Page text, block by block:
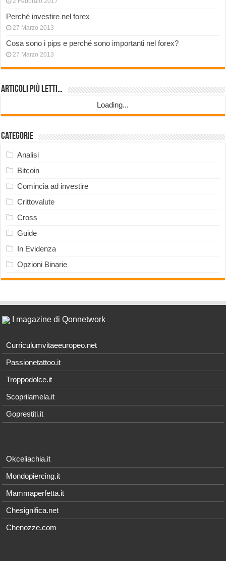
Perché investire nel forex
27 Marzo 2013
Cosa sono i pips e perché sono importanti nel forex?
27 Marzo 2013
Articoli più Letti…
Loading...
Categorie
Analisi
Bitcoin
Comincia ad investire
Crittovalute
Cross
Guide
In Evidenza
Opzioni Binarie
I magazine di Qonnetwork
Curriculumvitaeeuropeo.net
Passionetattoo.it
Troppodolce.it
Scoprilamela.it
Goprestiti.it
Okceliachia.it
Mondopiercing.it
Mammaperfetta.it
Chesignifica.net
Chenozze.com